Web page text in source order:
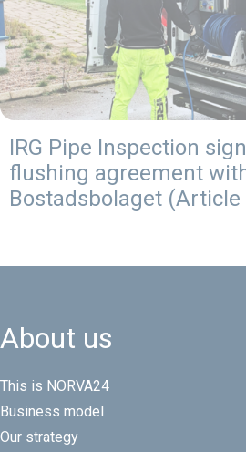
IRG Pipe Inspection
flushing agreement
Bostadsbolaget (Article
About us
This is NORVA24
Business model
Our strategy